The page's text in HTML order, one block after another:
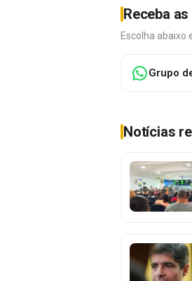
Receba
Escolha abaixo
Grupo
Notícias